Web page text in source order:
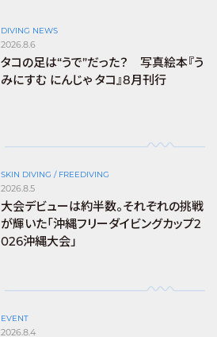
DIVING NEWS
2026.8.6
タコの足は“うで”だった？ 写真絵本『う
みにすむ にんじゃ タコ』8月刊行
SKIN DIVING / FREEDIVING
2026.8.5
大会デビューは約半数。それぞれの挑戦
が輝いた「沖縄フリーダイビングカップ2
026沖縄大会」
EVENT
2026.8.4